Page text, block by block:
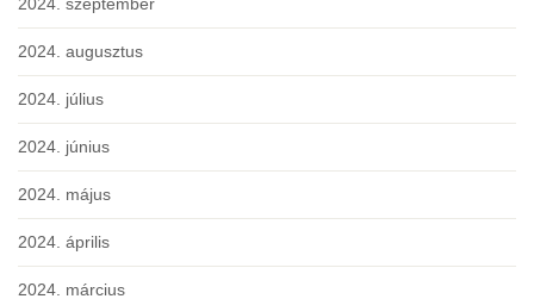
2024. augusztus
2024. július
2024. június
2024. május
2024. április
2024. március